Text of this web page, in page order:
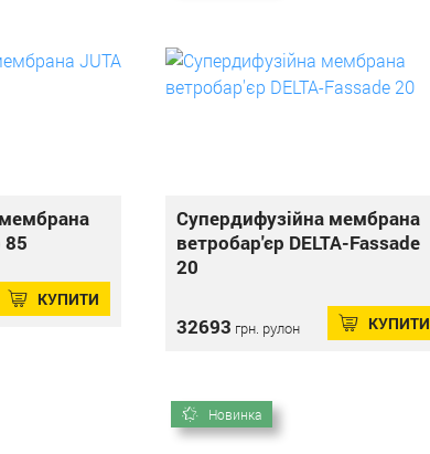
85
КУПИТИ
Супердифузійна мембрана
ветробар'єр DELTA-Fassade
20
32693 грн. рулон КУПИТИ
Новинка